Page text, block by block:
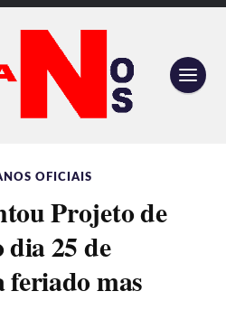
OFICIAIS
Projeto de
25 de
feriado mas